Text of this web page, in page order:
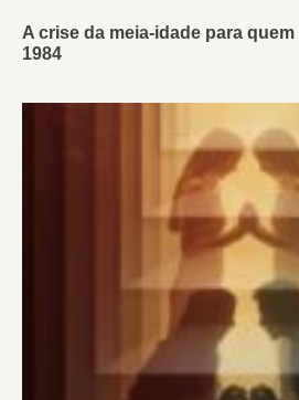
A crise da meia-idade para
1984